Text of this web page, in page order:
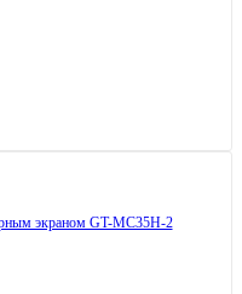
экраном GT-MC35H-2